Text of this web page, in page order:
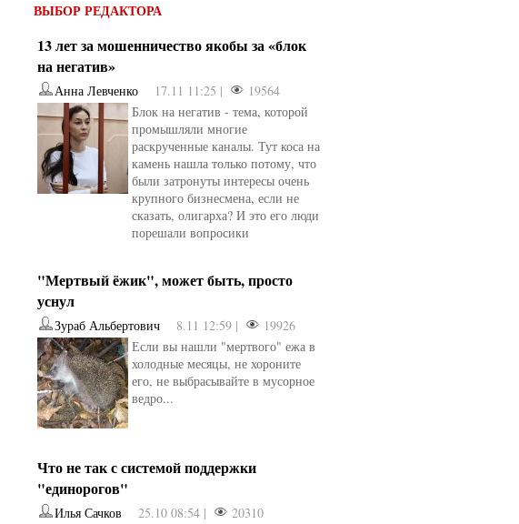
ВЫБОР РЕДАКТОРА
13 лет за мошенничество якобы за «блок
на негатив»
Анна Левченко 17.11 11:25 |
19564
Блок на негатив - тема, которой
промышляли многие
раскрученные каналы. Тут коса на
камень нашла только потому, что
были затронуты интересы очень
крупного бизнесмена, если не
сказать, олигарха? И это его люди
порешали вопросики
"Мертвый ёжик", может быть, просто
уснул
Зураб Альбертович 8.11 12:59 |
19926
Если вы нашли "мертвого" ежа в
холодные месяцы, не хороните
его, не выбрасывайте в мусорное
ведро...
Что не так с системой поддержки
"единорогов"
Илья Сачков 25.10 08:54 |
20310